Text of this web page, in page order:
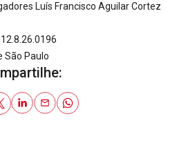
Luís Francisco Aguilar Cortez
São Paulo